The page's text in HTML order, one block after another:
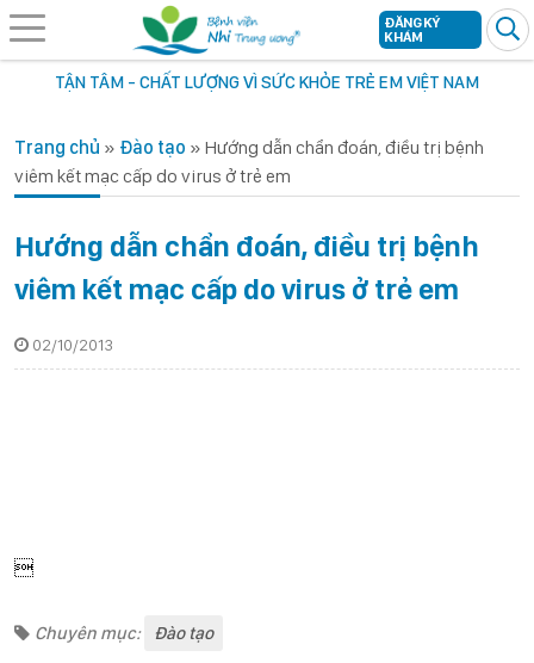
TẬN TÂM - CHẤT LƯỢNG VÌ SỨC KHỎE TRẺ EM VIỆT NAM
ĐĂNG KÝ
KHÁM
Trang chủ » Đào tạo » Hướng dẫn chẩn đoán, điều trị bệnh
viêm kết mạc cấp do virus ở trẻ em
Hướng dẫn chẩn đoán, điều trị bệnh
viêm kết mạc cấp do virus ở trẻ em
02/10/2013

Chuyên mục: Đào tạo